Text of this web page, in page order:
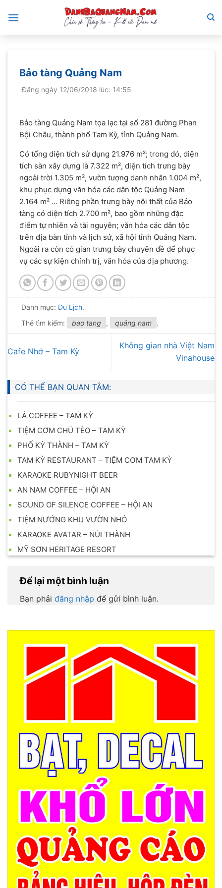
qua
Bảo tàng Quảng Nam
Đăng ngày 12/06/2018 lúc: 14:55
Bảo tàng Quảng Nam tọa lạc tại số 281 đường Phan
Bội Châu, thành phố Tam Kỳ, tỉnh Quảng Nam.
Có tổng diện tích sử dụng 21.976 m²; trong đó, diện
tích sàn xây dựng là 7.322 m², diện tích trưng bày
ngoài trời 1.305 m², vườn tượng danh nhân 1.004 m²,
khu phục dựng văn hóa các dân tộc Quảng Nam
2.164 m² … Riêng phần trưng bày nội thất của Bảo
tàng có diện tích 2.700 m², bao gồm những đặc
điểm tự nhiên và tài nguyên; văn hóa các dân tộc
trên địa bàn tỉnh và lịch sử, xã hội tỉnh Quảng Nam.
Ngoài ra còn có gian trưng bày chuyên đề để phục
vụ các sự kiện chính trị, văn hóa của địa phương.
Danh mục: Du Lịch.
Thẻ tìm kiếm:
bao tang , quảng nam .
Cafe Nhớ – Tam Kỳ
Không gian nhà Việt Nam
Vinahouse
CÓ THỂ BẠN QUAN TÂM:
LÁ COFFEE – TAM KỲ
TIỆM CƠM CHÚ TÈO – TAM KỲ
PHỐ KỲ THÀNH – TAM KỲ
TAM KỲ RESTAURANT – TIỆM CƠM TAM KỲ
KARAOKE RUBYNIGHT BEER
AN NAM COFFEE – HỘI AN
SOUND OF SILENCE COFFEE – HỘI AN
TIỆM NƯỚNG KHU VƯỜN NHỎ
KARAOKE AVATAR – NÚI THÀNH
MỸ SƠN HERITAGE RESORT
Để lại một bình luận
Bạn phải đăng nhập để gửi bình luận.